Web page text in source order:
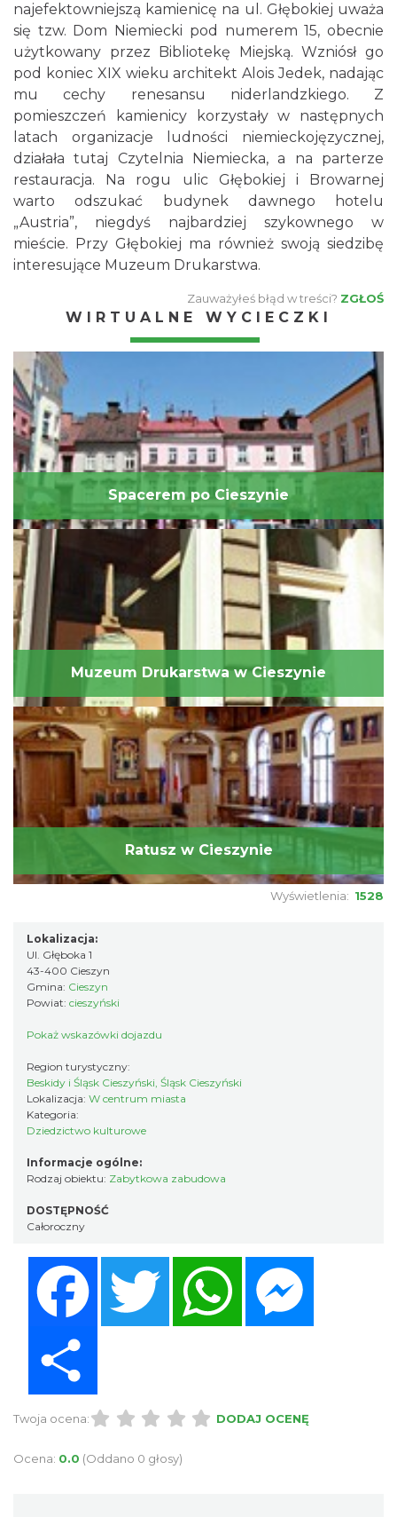
najefektowniejszą kamienicę na ul. Głębokiej uważa
się tzw. Dom Niemiecki pod numerem 15, obecnie
użytkowany przez Bibliotekę Miejską. Wzniósł go
pod koniec XIX wieku architekt Alois Jedek, nadając
mu cechy renesansu niderlandzkiego. Z
pomieszczeń kamienicy korzystały w następnych
latach organizacje ludności niemieckojęzycznej,
działała tutaj Czytelnia Niemiecka, a na parterze
restauracja. Na rogu ulic Głębokiej i Browarnej
warto odszukać budynek dawnego hotelu
„Austria”, niegdyś najbardziej szykownego w
mieście. Przy Głębokiej ma również swoją siedzibę
interesujące Muzeum Drukarstwa.
Zauważyłeś błąd w treści? ZGŁOŚ
WIRTUALNE WYCIECZKI
Spacerem po Cieszynie
Muzeum Drukarstwa w Cieszynie
Ratusz w Cieszynie
Wyświetlenia: 1528
Lokalizacja:
Ul. Głęboka 1
43-400 Cieszyn
Gmina: Cieszyn
Powiat: cieszyński
Pokaż wskazówki dojazdu
Region turystyczny:
Beskidy i Śląsk Cieszyński, Śląsk Cieszyński
Lokalizacja: W centrum miasta
Kategoria:
Dziedzictwo kulturowe
Informacje ogólne:
Rodzaj obiektu: Zabytkowa zabudowa
DOSTĘPNOŚĆ
Całoroczny
Twitter WhatsApp
Twoja ocena: DODAJ OCENĘ
Ocena: 0.0 (Oddano 0 głosy)